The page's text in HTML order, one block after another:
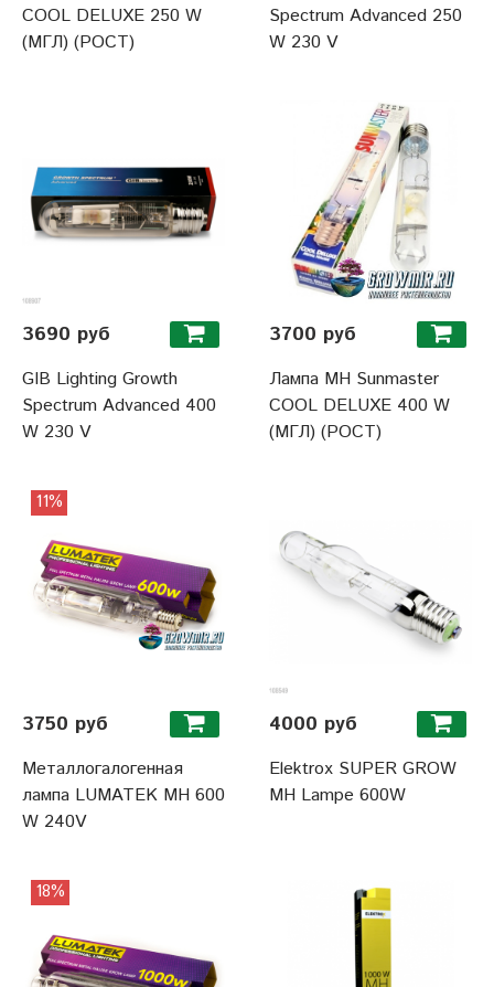
COOL DELUXE 250 W
(МГЛ) (РОСТ)
Spectrum Advanced 250
W 230 V
3690 руб
GIB Lighting Growth
Spectrum Advanced 400
W 230 V
3700 руб
Лампа MH Sunmaster
COOL DELUXE 400 W
(МГЛ) (РОСТ)
11%
3750 руб
Металлогалогенная
лампа LUMATEK MH 600
W 240V
4000 руб
Elektrox SUPER GROW
MH Lampe 600W
18%